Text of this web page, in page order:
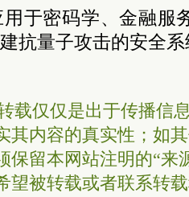
于密码学、金融服
抗量子攻击的安全
载仅仅是出于传播信
其内容的真实性；如
保留本网站注明的“来
望被转载或者联系转